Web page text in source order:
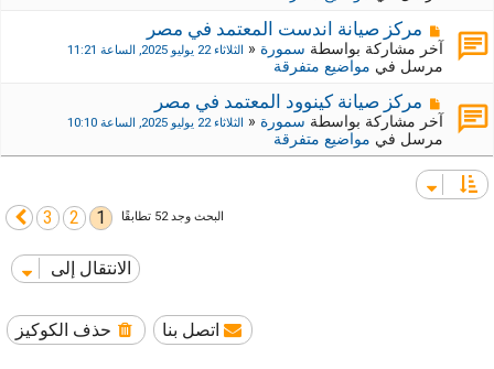
د
ة
ر
ك
ة
ج
د
د
ة
م
ش
ر
ك
ة
ج
د
ي
د
ة
مركز صيانة اندست المعتمد في مصر
آخر مشاركة بواسطة سمورة« الثلاثاء 22 يوليو 2025, الساعة 11:21
مرسل في مواضيع متفرقة
م
ش
ر
ك
ة
ج
مركز صيانة كينوود المعتمد في مصر
آخر مشاركة بواسطة سمورة« الثلاثاء 22 يوليو 2025, الساعة 10:10
مرسل في مواضيع متفرقة
البحث وجد 52 تطابقًا 1
2
3التالي
الانتقال إلى
حذف الكوكيز اتصل بنا